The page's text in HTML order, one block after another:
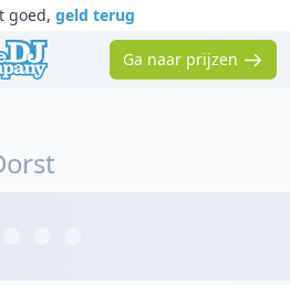
goed, geld terug
Ga naar prijzen